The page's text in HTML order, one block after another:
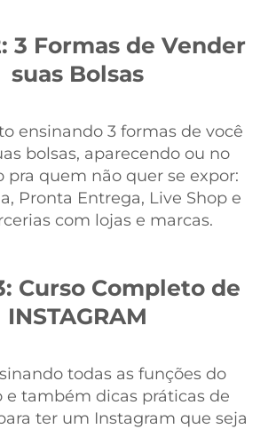
3 Formas de Vender
suas Bolsas
ensinando 3 formas de você
bolsas, aparecendo ou no
pra quem não quer se expor:
Pronta Entrega, Live Shop e
com lojas e marcas.
Curso Completo de
INSTAGRAM
todas as funções do
e também dicas práticas de
ter um Instagram que seja